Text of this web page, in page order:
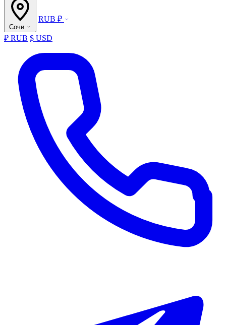
Сочи
RUB ₽
₽ RUB $ USD